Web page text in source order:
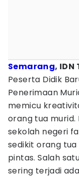
Semarang, IDN
Peserta Didik
Penerimaan
memicu
orang tua murid.
sekolah negeri
sedikit orang
pintas. Salah
sering terjadi